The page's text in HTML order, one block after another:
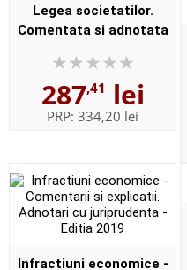
Legea societatilor.
Comentata si adnotata
287,41 lei
PRP: 334,20 lei
Infractiuni economice -